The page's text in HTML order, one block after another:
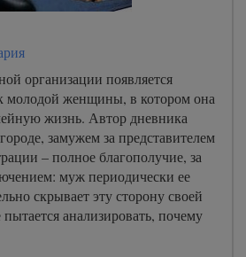
организации появляется
женщины, в котором она
жизнь. Автор дневника
замужем за представителем
– полное благополучие, за
муж периодически ее
скрывает эту сторону своей
анализировать, почему